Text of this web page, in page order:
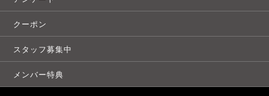
クーポン
スタッフ募集中
メンバー特典